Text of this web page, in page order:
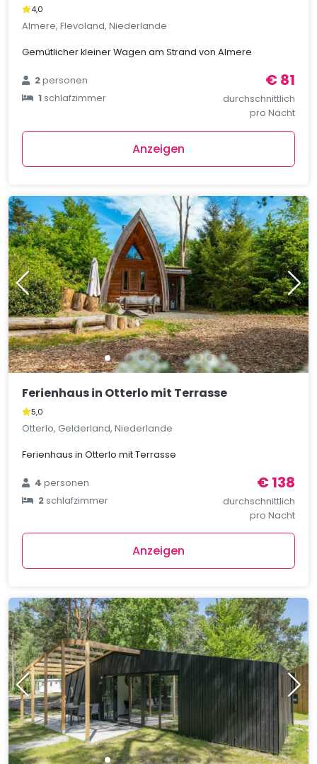
4,0
Almere, Flevoland, Niederlande
Gemütlicher kleiner Wagen am Strand von Almere
2personen
1schlafzimmer
€ 81
durchschnittlich
pro Nacht
Anzeigen
Ferienhaus in Otterlo mit Terrasse
5,0
Otterlo, Gelderland, Niederlande
Ferienhaus in Otterlo mit Terrasse
4personen
2schlafzimmer
€ 138
durchschnittlich
pro Nacht
Anzeigen